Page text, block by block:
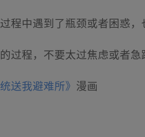
程中遇到了瓶颈或者困惑
过程，不要太过焦虑或者
送我避难所》 漫画